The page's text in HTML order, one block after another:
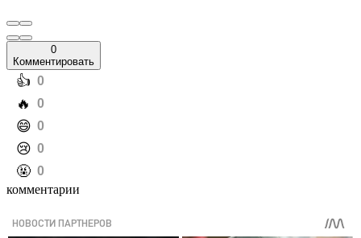
0
Комментировать
️👍 0
️🔥 0
️😄 0
️😢 0
️🤬 0
комментарии